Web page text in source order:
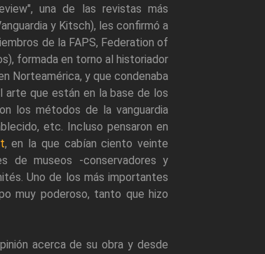
una de las revistas más
y Kitsch), les confirmó a
de la FAPS, Federation of
formada en torno al historiador
Norteamérica, y que condenaba
arte que están en la base de los
los métodos de la vanguardia
etc. Incluso pensaron en
, en la que cabían ciento veinte
de museos -conservadores y
Uno de los más importantes
muy poderoso, tanto que hizo
acerca de su obra y desde